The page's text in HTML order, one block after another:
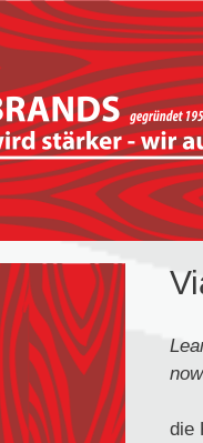
die